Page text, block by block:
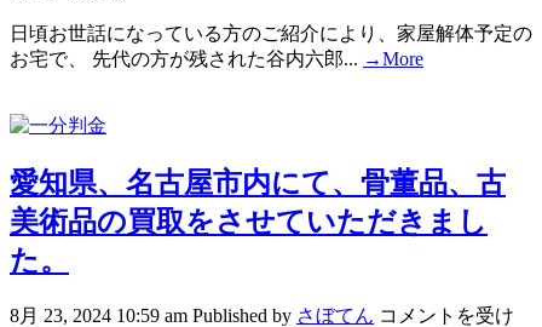
日頃お世話になっている方のご紹介により、家屋解体予定の
お宅で、 先代の方が残された谷内六郎... →More
愛知県、名古屋市内にて、骨董品、古
美術品の買取をさせていただきまし
た。
8月 23, 2024 10:59 am Published by さぼてん コメントを受け